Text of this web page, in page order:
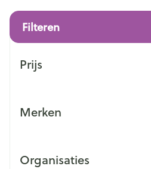
Filteren
Prijs
Merken
Organisaties